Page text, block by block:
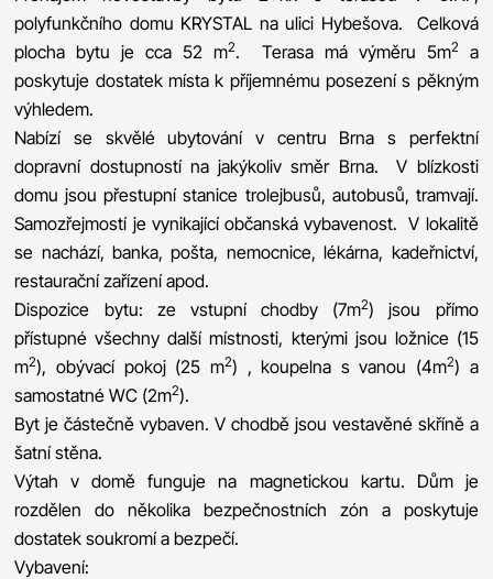
polyfunkčního domu KRYSTAL na ulici Hybešova. Celková
plocha bytu je cca 52 m2. Terasa má výměru 5m2a
poskytuje dostatek místa k příjemnému posezení s pěkným
výhledem.
Nabízí se skvělé ubytování v centru Brna s perfektní
dopravní dostupností na jakýkoliv směr Brna. V blízkosti
domu jsou přestupní stanice trolejbusů, autobusů, tramvají.
Samozřejmostí je vynikající občanská vybavenost. V lokalitě
se nachází, banka, pošta, nemocnice, lékárna, kadeřnictví,
restaurační zařízení apod.
Dispozice bytu: ze vstupní chodby (7m2) jsou přímo
přístupné všechny další místnosti, kterými jsou ložnice (15
m2), obývací pokoj (25 m2) , koupelna s vanou (4m2) a
samostatné WC (2m2).
Byt je částečně vybaven. V chodbě jsou vestavěné skříně a
šatní stěna.
Výtah v domě funguje na magnetickou kartu. Dům je
rozdělen do několika bezpečnostních zón a poskytuje
dostatek soukromí a bezpečí.
Vybavení: